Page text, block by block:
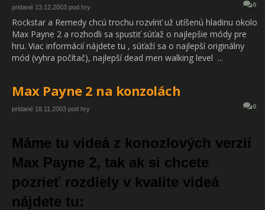
0
pridané 13.12.2003 pod hry
Rockstar a Remedy chcú trochu rozvíriť už utíšenú hladinu okolo
Max Payne 2 a rozhodli sa spustiť súťaž o najlepšie módy pre
hru. Viac informácií nájdete tu , súťaží sa o najlepší originálny
mód (vyhra počítač), najlepší dead men walking level ...
Max Payne 2 na konzolách
0
pridané 18.11.2003 pod hry
Máme tu videá z konozlových verzií
Max Payne 2, tak ak si chcete
pozrieť rozdiely v kvalite videá
nájdete tu: